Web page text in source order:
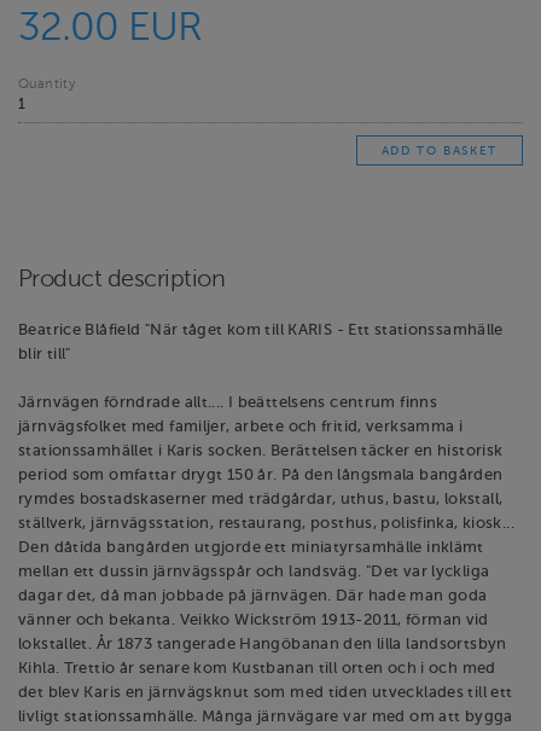
32.00 EUR
Quantity
Product description
Beatrice Blåfield "När tåget kom till KARIS - Ett stationssamhälle
blir till"
Järnvägen förndrade allt.... I beättelsens centrum finns
järnvägsfolket med familjer, arbete och fritid, verksamma i
stationssamhället i Karis socken. Berättelsen täcker en historisk
period som omfattar drygt 150 år. På den långsmala bangården
rymdes bostadskaserner med trädgårdar, uthus, bastu, lokstall,
ställverk, järnvägsstation, restaurang, posthus, polisfinka, kiosk...
Den dåtida bangården utgjorde ett miniatyrsamhälle inklämt
mellan ett dussin järnvägsspår och landsväg. "Det var lyckliga
dagar det, då man jobbade på järnvägen. Där hade man goda
vänner och bekanta. Veikko Wickström 1913-2011, förman vid
lokstallet. År 1873 tangerade Hangöbanan den lilla landsortsbyn
Kihla. Trettio år senare kom Kustbanan till orten och i och med
det blev Karis en järnvägsknut som med tiden utvecklades till ett
livligt stationssamhälle. Många järnvägare var med om att bygga